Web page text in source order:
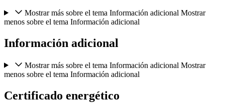
Mostrar más sobre el tema Información adicional Mostrar
menos sobre el tema Información adicional
Información adicional
Mostrar más sobre el tema Información adicional Mostrar
menos sobre el tema Información adicional
Certificado energético